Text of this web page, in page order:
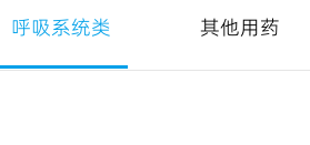
呼吸系统类 其他用药